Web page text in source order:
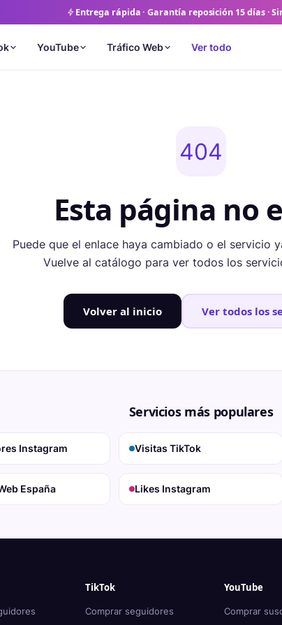
Entrega rápida · Garantía reposición 15 días ·
YouTube Tráfico Web Ver todo
404
Esta página no
Puede que el enlace haya cambiado o el servicio
Vuelve al catálogo para ver todos los
Volver al inicio Ver todos los
Servicios más populares
Instagram Visitas TikTok
España Likes Instagram
TikTok
Comprar seguidores
YouTube
Comprar